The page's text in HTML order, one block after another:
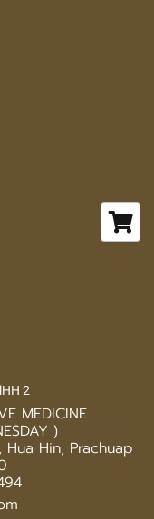
2
MEDICINE
)
Hin, Prachuap